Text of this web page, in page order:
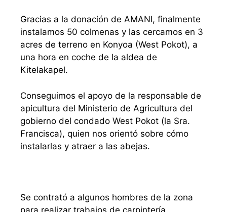
Gracias a la donación de AMANI, finalmente
instalamos 50 colmenas y las cercamos en 3
acres de terreno en Konyoa (West Pokot), a
una hora en coche de la aldea de
Kitelakapel.
Conseguimos el apoyo de la responsable de
apicultura del Ministerio de Agricultura del
gobierno del condado West Pokot (la Sra.
Francisca), quien nos orientó sobre cómo
instalarlas y atraer a las abejas.
Se contrató a algunos hombres de la zona
para realizar trabajos de carpintería,